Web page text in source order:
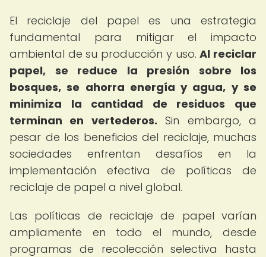
El reciclaje del papel es una estrategia
fundamental para mitigar el impacto
ambiental de su producción y uso.Al reciclar
papel, se reduce la presión sobre los
bosques, se ahorra energía y agua, y se
minimiza la cantidad de residuos que
terminan en vertederos. Sin embargo, a
pesar de los beneficios del reciclaje, muchas
sociedades enfrentan desafíos en la
implementación efectiva de políticas de
reciclaje de papel a nivel global.
Las políticas de reciclaje de papel varían
ampliamente en todo el mundo, desde
programas de recolección selectiva hasta